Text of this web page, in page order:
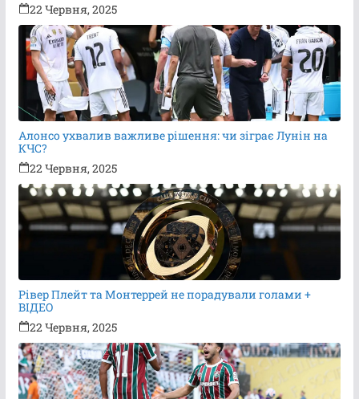
22 Червня, 2025
Алонсо ухвалив важливе рішення: чи зіграє Лунін на
КЧС?
22 Червня, 2025
Рівер Плейт та Монтеррей не порадували голами +
ВІДЕО
22 Червня, 2025